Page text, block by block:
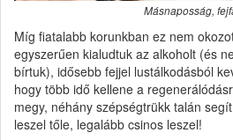
Másnaposság,
Míg fiatalabb korunkban ez nem
egyszerűen kialudtuk az alkoholt (és
bírtuk), idősebb fejjel lustálkodásból
hogy több idő kellene a
megy, néhány szépségtrükk talán
leszel tőle, legalább csinos leszel!